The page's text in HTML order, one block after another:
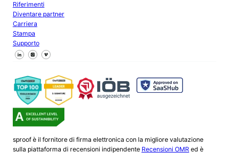
Riferimenti
Diventare partner
Carriera
Stampa
Supporto
Seguici su Facebook
Seguici su X
Seguici su LinkedIn
sproof è il fornitore di firma elettronica con la migliore valutazione
sulla piattaforma di recensioni indipendente Recensioni OMR ed è